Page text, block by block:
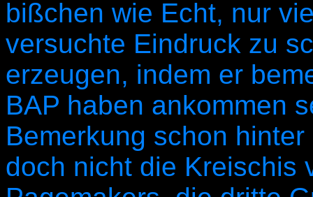
bißchen wie Echt, nur
versuchte Eindruck zu
erzeugen, indem er
BAP haben ankommen
Bemerkung schon
doch nicht die Kreischis